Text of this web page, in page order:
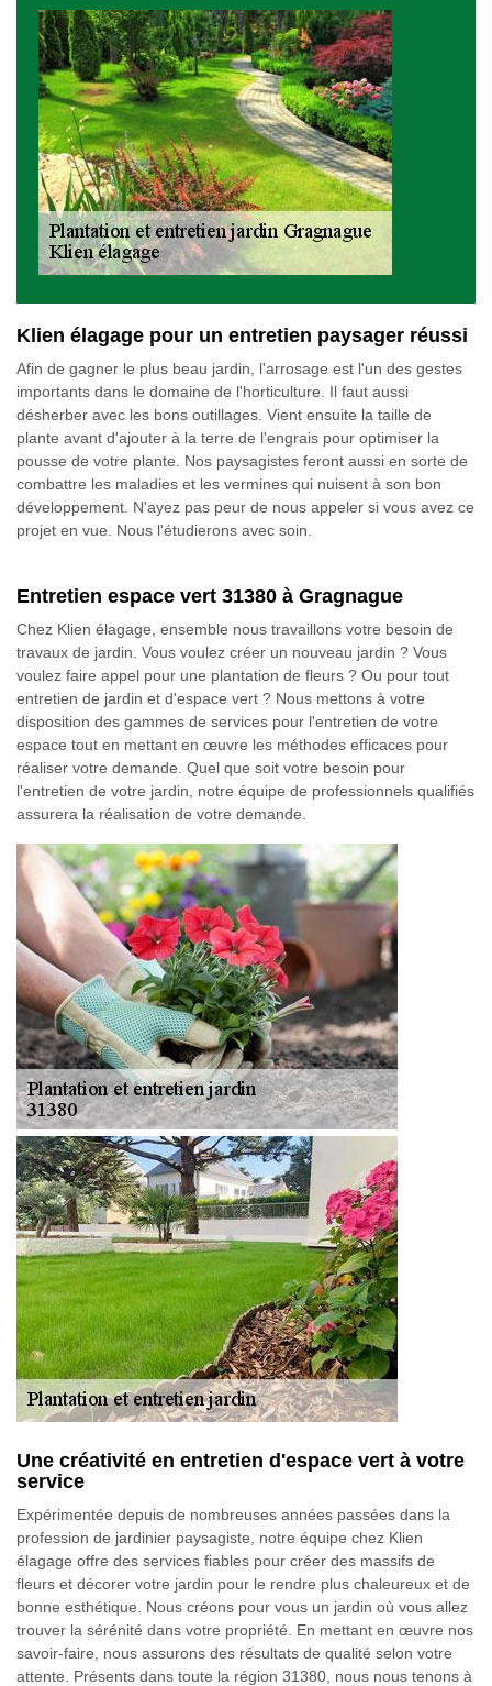
Klien élagage pour un entretien paysager réussi
Afin de gagner le plus beau jardin, l'arrosage est l'un des gestes
importants dans le domaine de l'horticulture. Il faut aussi
désherber avec les bons outillages. Vient ensuite la taille de
plante avant d'ajouter à la terre de l'engrais pour optimiser la
pousse de votre plante. Nos paysagistes feront aussi en sorte de
combattre les maladies et les vermines qui nuisent à son bon
développement. N'ayez pas peur de nous appeler si vous avez ce
projet en vue. Nous l'étudierons avec soin.
Entretien espace vert 31380 à Gragnague
Chez Klien élagage, ensemble nous travaillons votre besoin de
travaux de jardin. Vous voulez créer un nouveau jardin ? Vous
voulez faire appel pour une plantation de fleurs ? Ou pour tout
entretien de jardin et d'espace vert ? Nous mettons à votre
disposition des gammes de services pour l'entretien de votre
espace tout en mettant en œuvre les méthodes efficaces pour
réaliser votre demande. Quel que soit votre besoin pour
l'entretien de votre jardin, notre équipe de professionnels qualifiés
assurera la réalisation de votre demande.
Une créativité en entretien d'espace vert à votre
service
Expérimentée depuis de nombreuses années passées dans la
profession de jardinier paysagiste, notre équipe chez Klien
élagage offre des services fiables pour créer des massifs de
fleurs et décorer votre jardin pour le rendre plus chaleureux et de
bonne esthétique. Nous créons pour vous un jardin où vous allez
trouver la sérénité dans votre propriété. En mettant en œuvre nos
savoir-faire, nous assurons des résultats de qualité selon votre
attente. Présents dans toute la région 31380, nous nous tenons à